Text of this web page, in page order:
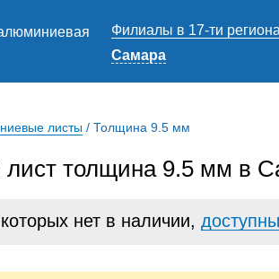
Филиалы в 17-ти
Самара
листы / Толщина 9.5 мм
толщина 9.5 мм в
нет в наличии,